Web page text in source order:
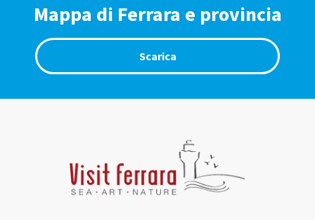
Mappa di Ferrara e provincia
Scarica